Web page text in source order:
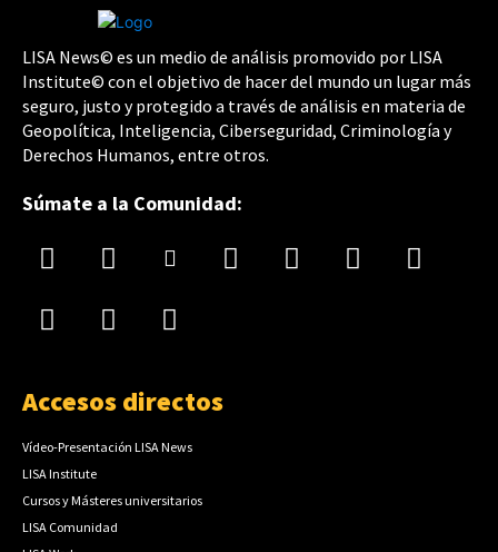
LISA News© es un medio de análisis promovido por LISA
Institute© con el objetivo de hacer del mundo un lugar más
seguro, justo y protegido a través de análisis en materia de
Geopolítica, Inteligencia, Ciberseguridad, Criminología y
Derechos Humanos, entre otros.
Súmate a la Comunidad:
Accesos directos
Vídeo-Presentación LISA News
LISA Institute
Cursos y Másteres universitarios
LISA Comunidad